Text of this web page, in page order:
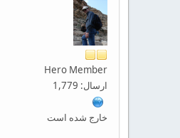
Hero Member
ارسال: 1,779
خارج شده است